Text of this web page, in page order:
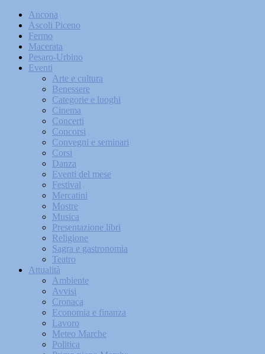
Ancona
Ascoli Piceno
Fermo
Macerata
Pesaro-Urbino
Eventi
Arte e cultura
Benessere
Categorie e luoghi
Cinema
Concerti
Concorsi
Convegni e seminari
Corsi
Danza
Eventi del mese
Festival
Mercatini
Mostre
Musica
Presentazione libri
Religione
Sagra e gastronomia
Teatro
Attualità
Ambiente
Avvisi
Cronaca
Economia e finanza
Lavoro
Meteo Marche
Politica